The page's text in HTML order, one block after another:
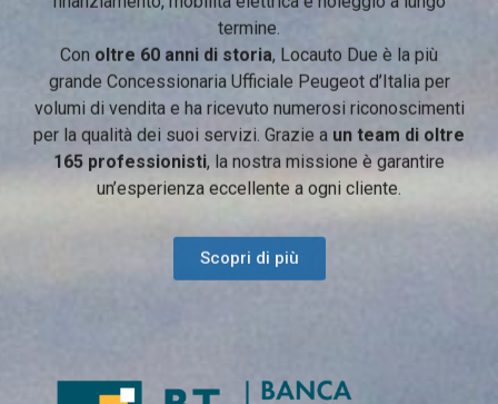
finanziamento, mobilità elettrica e noleggio a lungo
termine.
Con oltre 60 anni di storia, Locauto Due è la più
grande Concessionaria Ufficiale Peugeot d’Italia per
volumi di vendita e ha ricevuto numerosi riconoscimenti
per la qualità dei suoi servizi. Grazie a un team di oltre
165 professionisti, la nostra missione è garantire
un’esperienza eccellente a ogni cliente.
Scopri di più